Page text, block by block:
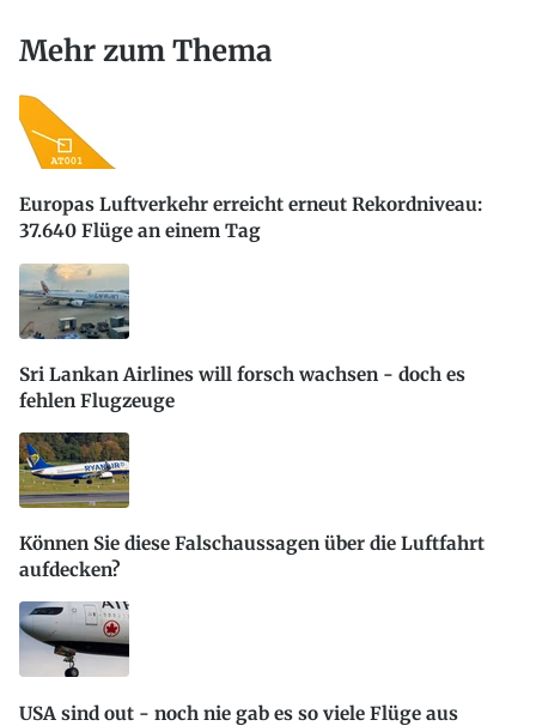
Mehr zum Thema
Europas Luftverkehr erreicht erneut Rekordniveau:
37.640 Flüge an einem Tag
Sri Lankan Airlines will forsch wachsen - doch es
fehlen Flugzeuge
Können Sie diese Falschaussagen über die Luftfahrt
aufdecken?
USA sind out - noch nie gab es so viele Flüge aus